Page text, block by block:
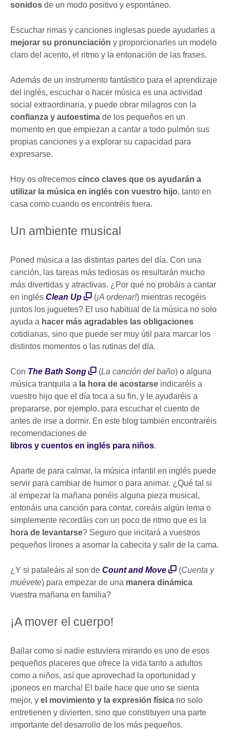
sonidos de un modo positivo y espontáneo.
Escuchar rimas y canciones inglesas puede ayudarles a
mejorar su pronunciación y proporcionarles un modelo
claro del acento, el ritmo y la entonación de las frases.
Además de un instrumento fantástico para el aprendizaje
del inglés, escuchar o hacer música es una actividad
social extraordinaria, y puede obrar milagros con la
confianza y autoestima de los pequeños en un
momento en que empiezan a cantar a todo pulmón sus
propias canciones y a explorar su capacidad para
expresarse.
Hoy os ofrecemos cinco claves que os ayudarán a
utilizar la música en inglés con vuestro hijo, tanto en
casa como cuando os encontréis fuera.
Un ambiente musical
Poned música a las distintas partes del día. Con una
canción, las tareas más tediosas os resultarán mucho
más divertidas y atractivas. ¿Por qué no probáis a cantar
en inglés Clean Up (¡A ordenar!) mientras recogéis
juntos los juguetes? El uso habitual de la música no solo
ayuda a hacer más agradables las obligaciones
cotidianas, sino que puede ser muy útil para marcar los
distintos momentos o las rutinas del día.
Con The Bath Song (La canción del baño) o alguna
música tranquila a la hora de acostarse indicaréis a
vuestro hijo que el día toca a su fin, y le ayudaréis a
prepararse, por ejemplo, para escuchar el cuento de
antes de irse a dormir. En este blog también encontraréis
recomendaciones de
libros y cuentos en inglés para niños.
Aparte de para calmar, la música infantil en inglés puede
servir para cambiar de humor o para animar. ¿Qué tal si
al empezar la mañana ponéis alguna pieza musical,
entonáis una canción para contar, coreáis algún lema o
simplemente recordáis con un poco de ritmo que es la
hora de levantarse? Seguro que incitará a vuestros
pequeños lirones a asomar la cabecita y salir de la cama.
¿Y si pataleáis al son de Count and Move (Cuenta y
muévete) para empezar de una manera dinámica
vuestra mañana en familia?
¡A mover el cuerpo!
Bailar como si nadie estuviera mirando es uno de esos
pequeños placeres que ofrece la vida tanto a adultos
como a niños, así que aprovechad la oportunidad y
¡poneos en marcha! El baile hace que uno se sienta
mejor, y el movimiento y la expresión física no solo
entretienen y divierten, sino que constituyen una parte
importante del desarrollo de los más pequeños.